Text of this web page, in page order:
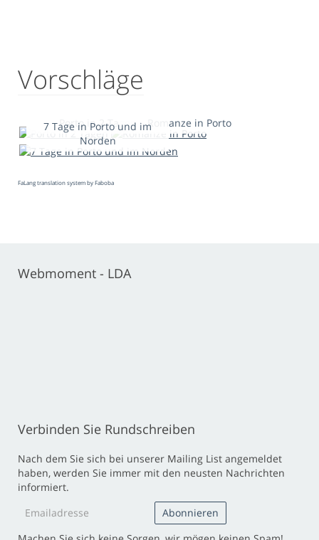
Vorschläge
Porto in 2 Tagen Romanze in Porto
7 Tage in Porto und im
Norden
FaLang translation system by Faboba
Webmoment - LDA
Verbinden Sie Rundschreiben
Nach dem Sie sich bei unserer Mailing List angemeldet
haben, werden Sie immer mit den neusten Nachrichten
informiert.